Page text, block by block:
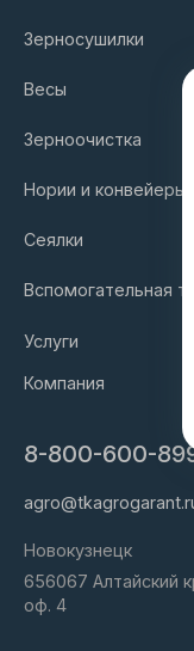
Зерносушилки
Весы
Зерноочистка
Нории и конвейеры
Сеялки
Вспомогательная
Услуги
Компания
8-800-600-
Новокузнецк
656067 Алтайский
оф. 4